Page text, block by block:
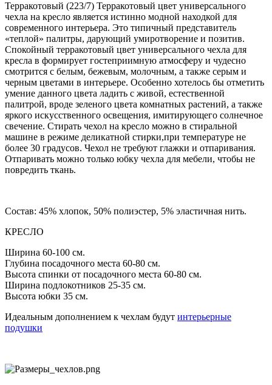
Терракотовый (223/7) Терракотовый цвет универсального
чехла на кресло является истинно модной находкой для
современного интерьера. Это типичный представитель
«теплой» палитры, дарующий умиротворение и позитив.
Спокойный терракотовый цвет универсального чехла для
кресла в формирует гостеприимную атмосферу и чудесно
смотрится с белым, бежевым, молочным, а также серым и
черным цветами в интерьере. Особенно хотелось бы отметить
умение данного цвета ладить с живой, естественной
палитрой, вроде зеленого цвета комнатных растений, а также
яркого искусственного освещения, имитирующего солнечное
свечение. Стирать чехол на кресло можно в стиральной
машине в режиме деликатной стирки,при температуре не
более 30 градусов. Чехол не требуют глажки и отпаривания.
Отпаривать можно только юбку чехла для мебели, чтобы не
повредить ткань.
Состав: 45% хлопок, 50% полиэстер, 5% эластичная нить.
КРЕСЛО
Ширина 60-100 см.
Глубина посадочного места 60-80 см.
Высота спинки от посадочного места 60-80 см.
Ширина подлокотников 25-35 см.
Высота юбки 35 см.
Идеальным дополнением к чехлам будут интерьерные
подушки